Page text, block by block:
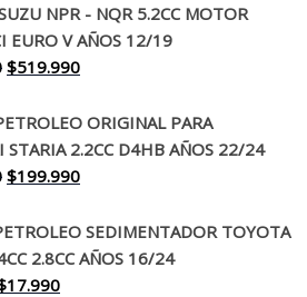
original
era:
$130.000.
actual
es:
$94.990.
NPR - NQR 5.2CC MOTOR
EURO V AÑOS 12/19
El
original
era:
$650.000.
$519.990El
actual
es:
$519.990.
ORIGINAL PARA
STARIA 2.2CC D4HB AÑOS 22/24
El
original
era:
$260.000.
$199.990El
actual
es:
SEDIMENTADOR TOYOTA
2.8CC AÑOS 16/24
17.990El